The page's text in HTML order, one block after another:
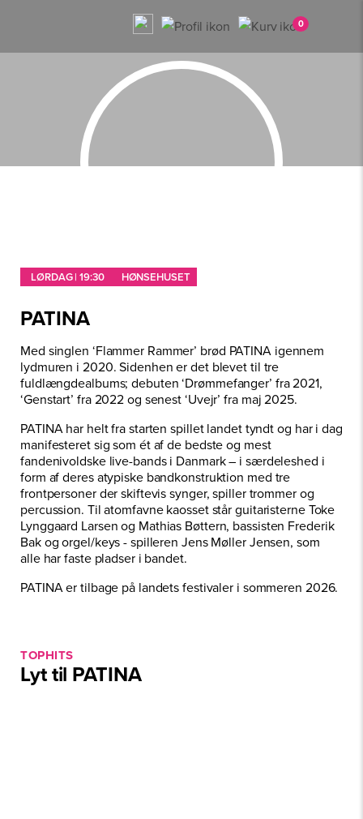
0
LØRDAG | 19:30 HØNSEHUSET
PATINA
Med singlen ‘Flammer Rammer’ brød PATINA igennem
lydmuren i 2020. Sidenhen er det blevet til tre
fuldlængdealbums; debuten ‘Drømmefanger’ fra 2021,
‘Genstart’ fra 2022 og senest ‘Uvejr’ fra maj 2025.
PATINA har helt fra starten spillet landet tyndt og har i dag
manifesteret sig som ét af de bedste og mest
fandenivoldske live-bands i Danmark – i særdeleshed i
form af deres atypiske bandkonstruktion med tre
frontpersoner der skiftevis synger, spiller trommer og
percussion. Til atomfavne kaosset står guitaristerne Toke
Lynggaard Larsen og Mathias Bøttern, bassisten Frederik
Bak og orgel/keys - spilleren Jens Møller Jensen, som
alle har faste pladser i bandet.
PATINA er tilbage på landets festivaler i sommeren 2026.
TOPHITS
Lyt til PATINA